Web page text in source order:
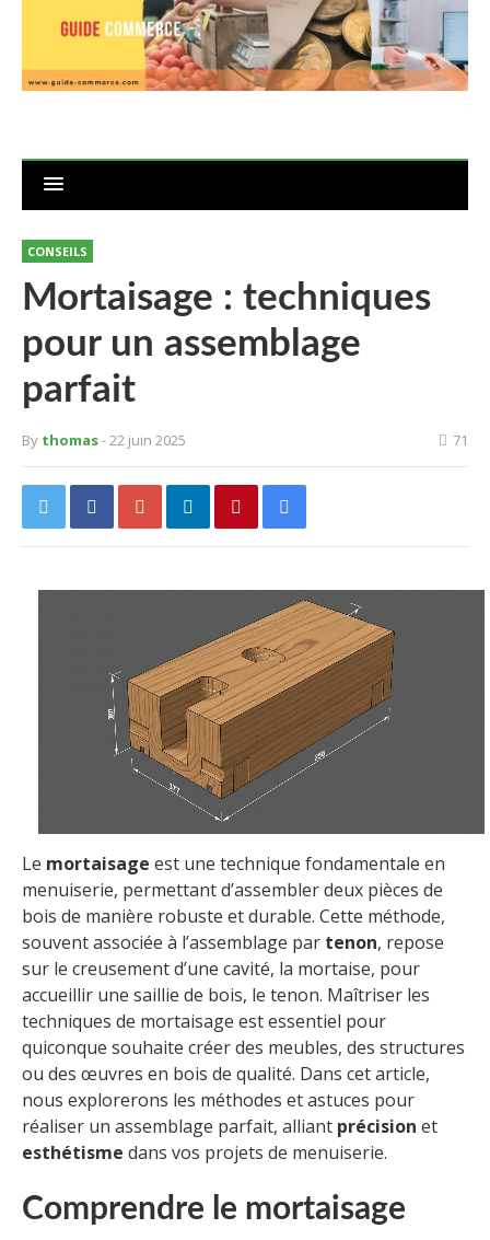
CONSEILS
Mortaisage : techniques
pour un assemblage
parfait
By thomas- 22 juin 2025 71
Le mortaisage est une technique fondamentale en
menuiserie, permettant d’assembler deux pièces de
bois de manière robuste et durable. Cette méthode,
souvent associée à l’assemblage par tenon, repose
sur le creusement d’une cavité, la mortaise, pour
accueillir une saillie de bois, le tenon. Maîtriser les
techniques de mortaisage est essentiel pour
quiconque souhaite créer des meubles, des structures
ou des œuvres en bois de qualité. Dans cet article,
nous explorerons les méthodes et astuces pour
réaliser un assemblage parfait, alliant précision et
esthétisme dans vos projets de menuiserie.
Comprendre le mortaisage